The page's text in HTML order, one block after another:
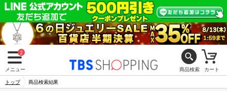
2
メニュー 商品検索 カート
トップ 商品検索結果